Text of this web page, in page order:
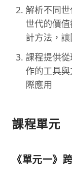
解析不同
世代的價
計方法，
課程提供
作的工具
際應用
課程單元
《單元一》